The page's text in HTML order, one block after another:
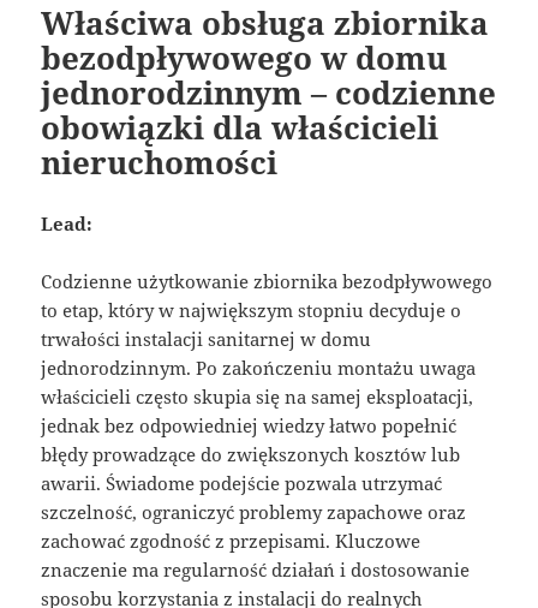
Właściwa obsługa zbiornika
bezodpływowego w domu
jednorodzinnym – codzienne
obowiązki dla właścicieli
nieruchomości
Lead:
Codzienne użytkowanie zbiornika bezodpływowego
to etap, który w największym stopniu decyduje o
trwałości instalacji sanitarnej w domu
jednorodzinnym. Po zakończeniu montażu uwaga
właścicieli często skupia się na samej eksploatacji,
jednak bez odpowiedniej wiedzy łatwo popełnić
błędy prowadzące do zwiększonych kosztów lub
awarii. Świadome podejście pozwala utrzymać
szczelność, ograniczyć problemy zapachowe oraz
zachować zgodność z przepisami. Kluczowe
znaczenie ma regularność działań i dostosowanie
sposobu korzystania z instalacji do realnych